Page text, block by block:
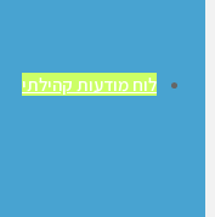
לוח מודעות קהילתי